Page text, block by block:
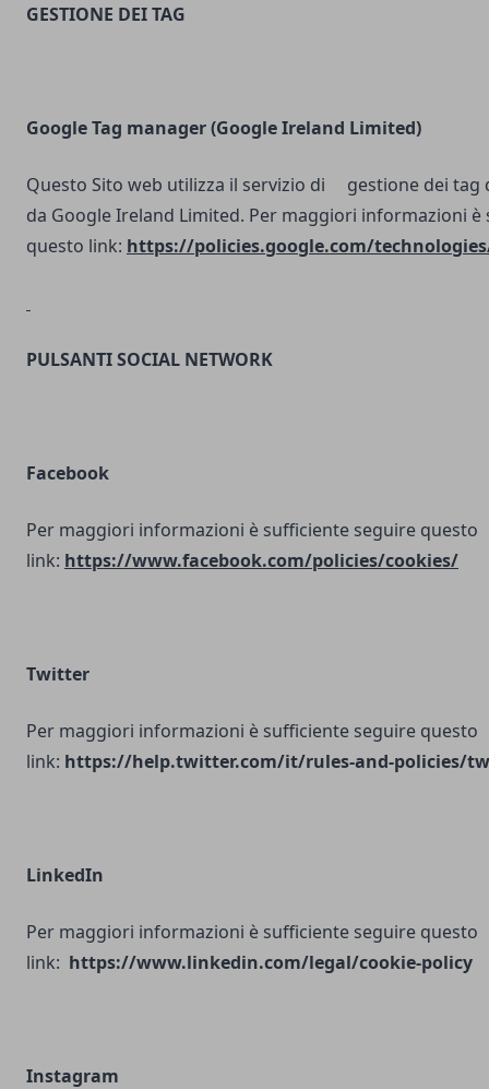
GESTIONE DEI TAG
Google Tag manager (Google Ireland Limited)
Questo Sito web utilizza il servizio di gestione dei tag
da Google Ireland Limited. Per maggiori informazioni
questo link: https://policies.google.com/
PULSANTI SOCIAL NETWORK
Facebook
Per maggiori informazioni è sufficiente seguire questo
link: https://www.facebook.com/policies/cookies/
Twitter
Per maggiori informazioni è sufficiente seguire questo
link: https://help.twitter.com/it/rules-and-policies/
LinkedIn
Per maggiori informazioni è sufficiente seguire questo
link: https://www.linkedin.com/legal/cookie-policy
Instagram